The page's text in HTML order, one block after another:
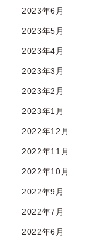
2023年6月
2023年5月
2023年4月
2023年3月
2023年2月
2023年1月
2022年12月
2022年11月
2022年10月
2022年9月
2022年7月
2022年6月